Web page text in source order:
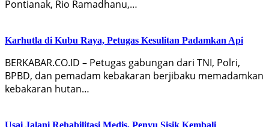
Pontianak, Rio Ramadhanu,…
Karhutla di Kubu Raya, Petugas Kesulitan Padamkan Api
BERKABAR.CO.ID – Petugas gabungan dari TNI, Polri,
BPBD, dan pemadam kebakaran berjibaku memadamkan
kebakaran hutan…
Usai Jalani Rehabilitasi Medis, Penyu Sisik Kembali